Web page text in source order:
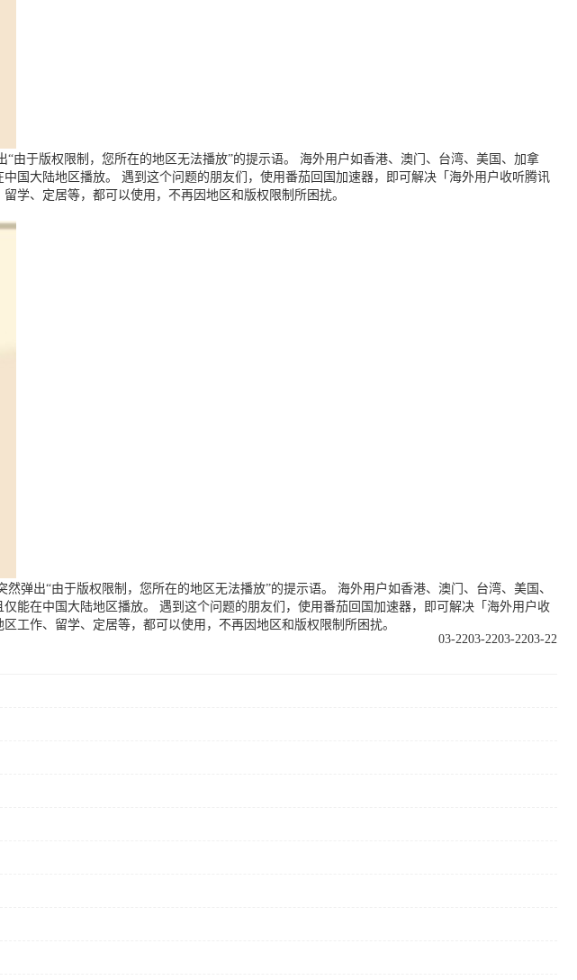
于版权限制，您所在的地区无法播放”的提示语。 海外用户如香港、澳门、台湾、美国、加拿
国大陆地区播放。 遇到这个问题的朋友们，使用番茄回国加速器，即可解决「海外用户收听腾讯
学、定居等，都可以使用，不再因地区和版权限制所困扰。
弹出“由于版权限制，您所在的地区无法播放”的提示语。 海外用户如香港、澳门、台湾、美国、
能在中国大陆地区播放。 遇到这个问题的朋友们，使用番茄回国加速器，即可解决「海外用户收
工作、留学、定居等，都可以使用，不再因地区和版权限制所困扰。
03-22
03-22
03-22
03-22